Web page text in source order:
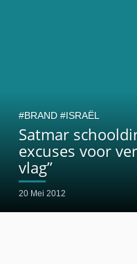
Satmar
excuses voor
vlag”
20 Mei 2012
BRAND ISRAËL